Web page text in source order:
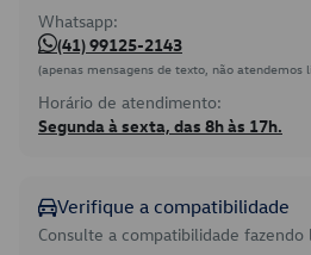
Whatsapp:
(41) 99125-2143
(apenas mensagens de texto, não atendemos
Horário de atendimento:
Segunda à sexta, das 8h às 17h.
Verifique a compatibilidade
Consulte a compatibilidade fazendo